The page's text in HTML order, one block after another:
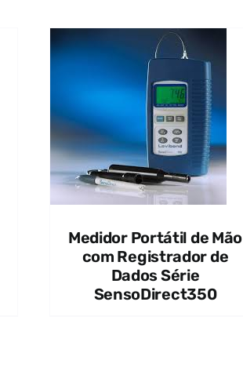
Medidor Portátil de Mão
com Registrador de
Dados Série
SensoDirect350
QUICK VIEW